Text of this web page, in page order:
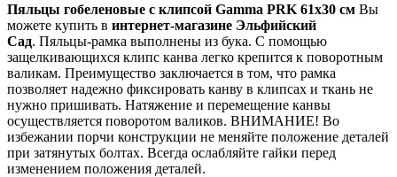
Пяльцы гобеленовые с клипсой Gamma PRK 61х30 см Вы
можете купить в интернет-магазине Эльфийский
Сад. Пяльцы-рамка выполнены из бука. С помощью
защелкивающихся клипс канва легко крепится к поворотным
валикам. Преимущество заключается в том, что рамка
позволяет надежно фиксировать канву в клипсах и ткань не
нужно пришивать. Натяжение и перемещение канвы
осуществляется поворотом валиков. ВНИМАНИЕ! Во
избежании порчи конструкции не меняйте положение деталей
при затянутых болтах. Всегда ослабляйте гайки перед
изменением положения деталей.